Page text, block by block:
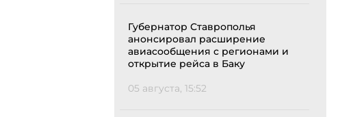
Губернатор Ставрополья
анонсировал расширение
авиасообщения с регионами и
открытие рейса в Баку
05 августа, 15:52